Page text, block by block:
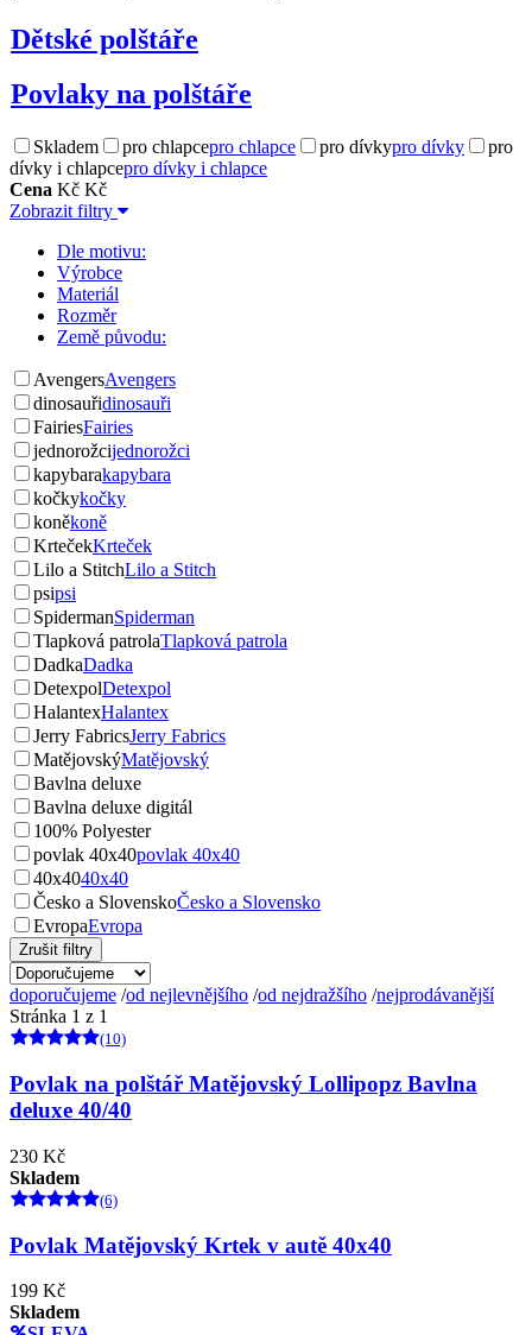
Dětské polštáře
Povlaky na polštáře
Skladem pro chlapcepro chlapce pro dívkypro dívky
pro
dívky i chlapcepro dívky i chlapce
Cena Kč Kč
Zobrazit filtry
Dle motivu:
Výrobce
Materiál
Rozměr
Země původu:
AvengersAvengers
dinosauřidinosauři
FairiesFairies
jednorožcijednorožci
kapybarakapybara
kočkykočky
koněkoně
KrtečekKrteček
Lilo a StitchLilo a Stitch
psipsi
SpidermanSpiderman
Tlapková patrolaTlapková patrola
DadkaDadka
DetexpolDetexpol
HalantexHalantex
Jerry FabricsJerry Fabrics
MatějovskýMatějovský
Bavlna deluxe
Bavlna deluxe digitál
100% Polyester
povlak 40x40povlak 40x40
40x4040x40
Česko a SlovenskoČesko a Slovensko
EvropaEvropa
Zrušit filtry
doporučujeme /od nejlevnějšího /od nejdražšího /nejprodávanější
Stránka 1 z 1
(10)
Povlak na polštář Matějovský Lollipopz Bavlna
deluxe 40/40
230 Kč
Skladem
(6)
Povlak Matějovský Krtek v autě 40x40
199 Kč
Skladem